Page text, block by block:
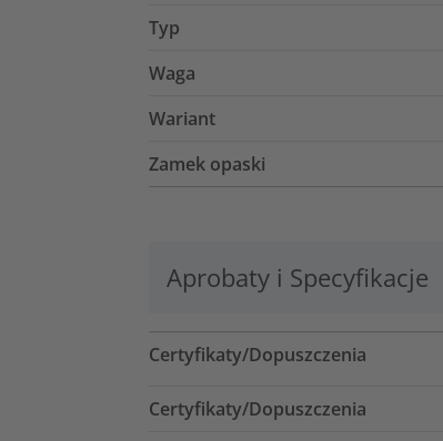
Typ
Waga
Wariant
Zamek opaski
Aprobaty i Specyfikacje
Certyfikaty/Dopuszczenia
Certyfikaty/Dopuszczenia